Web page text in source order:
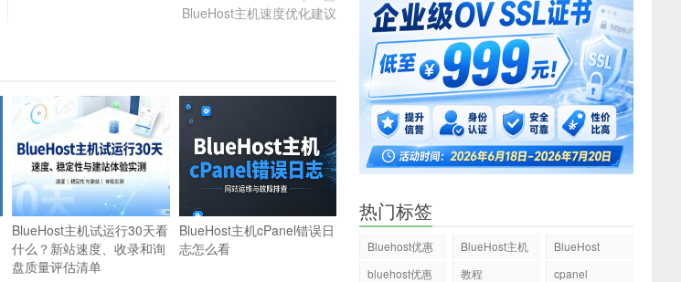
BlueHost主机速度优化建议
BlueHost主机试运行30天看
什么？新站速度、收录和询
盘质量评估清单
BlueHost主机cPanel错误日
志怎么看
热门标签
Bluehost优惠
BlueHost主机
BlueHost
bluehost优惠
教程
cpanel